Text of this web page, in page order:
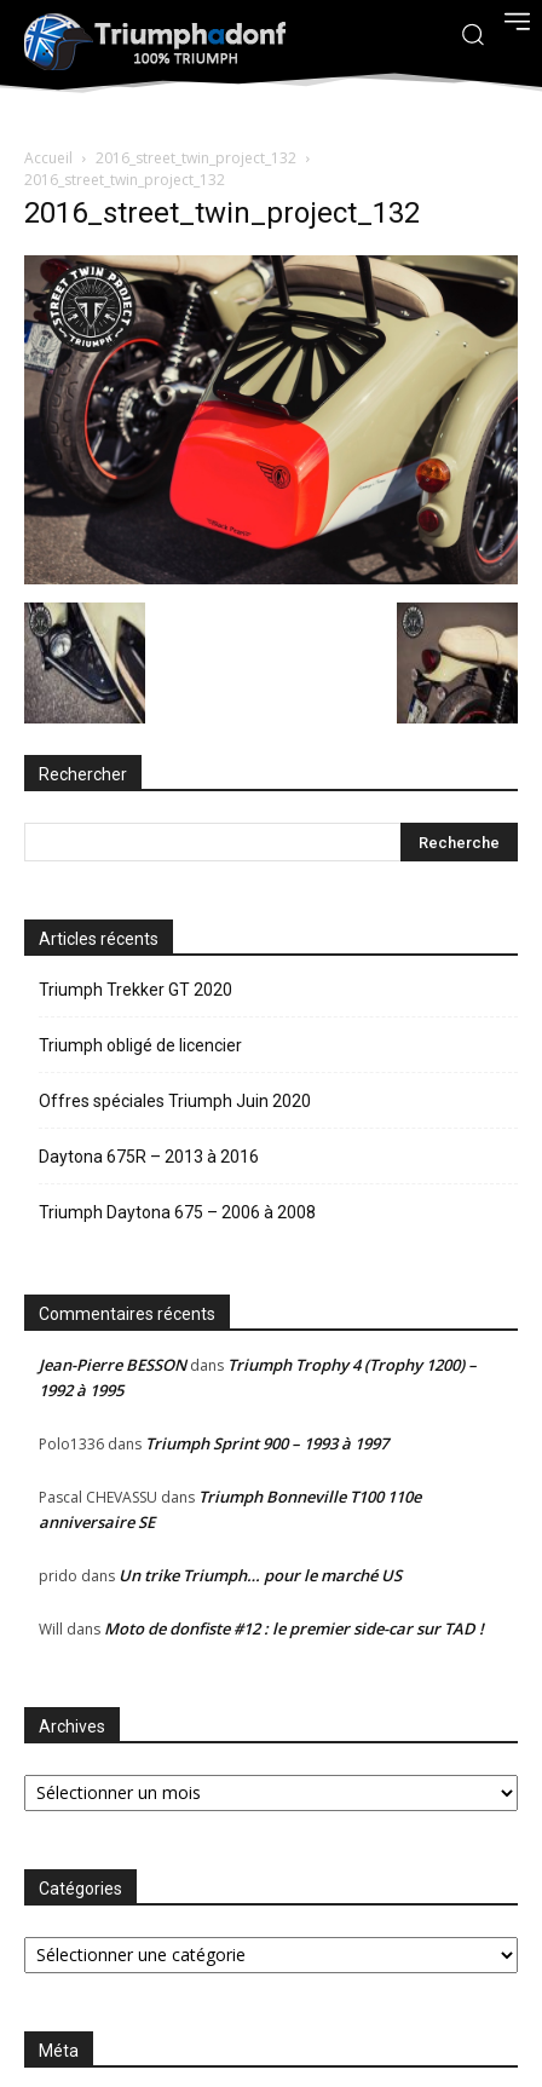
Accueil
2016_street_twin_project_132
2016_street_twin_project_132
2016_street_twin_project_132
Rechercher
Articles récents
Triumph Trekker GT 2020
Triumph obligé de licencier
Offres spéciales Triumph Juin 2020
Daytona 675R – 2013 à 2016
Triumph Daytona 675 – 2006 à 2008
Commentaires récents
Jean-Pierre BESSONdans Triumph Trophy 4 (Trophy 1200) –
1992 à 1995
Polo1336 dans Triumph Sprint 900 – 1993 à 1997
Pascal CHEVASSU dans Triumph Bonneville T100 110e
anniversaire SE
prido dans Un trike Triumph… pour le marché US
Will dans Moto de donfiste #12 : le premier side-car sur TAD !
Archives
Archives
Catégories
Catégories
Méta